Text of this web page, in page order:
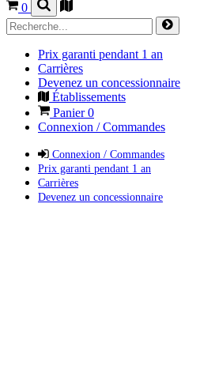
0
Prix garanti pendant 1 an
Carrières
Devenez un concessionnaire
Établissements
Panier0
Connexion / Commandes
Connexion / Commandes
Prix garanti pendant 1 an
Carrières
Devenez un concessionnaire